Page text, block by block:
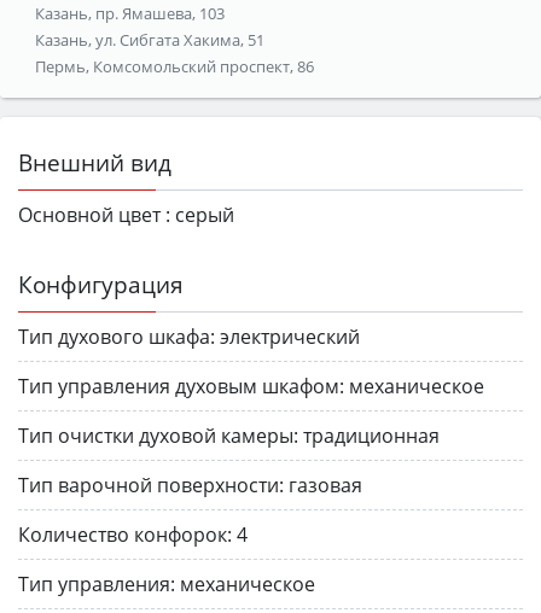
Казань, пр. Ямашева, 103
Казань, ул. Сибгата Хакима, 51
Пермь, Комсомольский проспект, 86
Внешний вид
Основной цвет : серый
Конфигурация
Тип духового шкафа: электрический
Тип управления духовым шкафом: механическое
Тип очистки духовой камеры: традиционная
Тип варочной поверхности: газовая
Количество конфорок: 4
Тип управления: механическое